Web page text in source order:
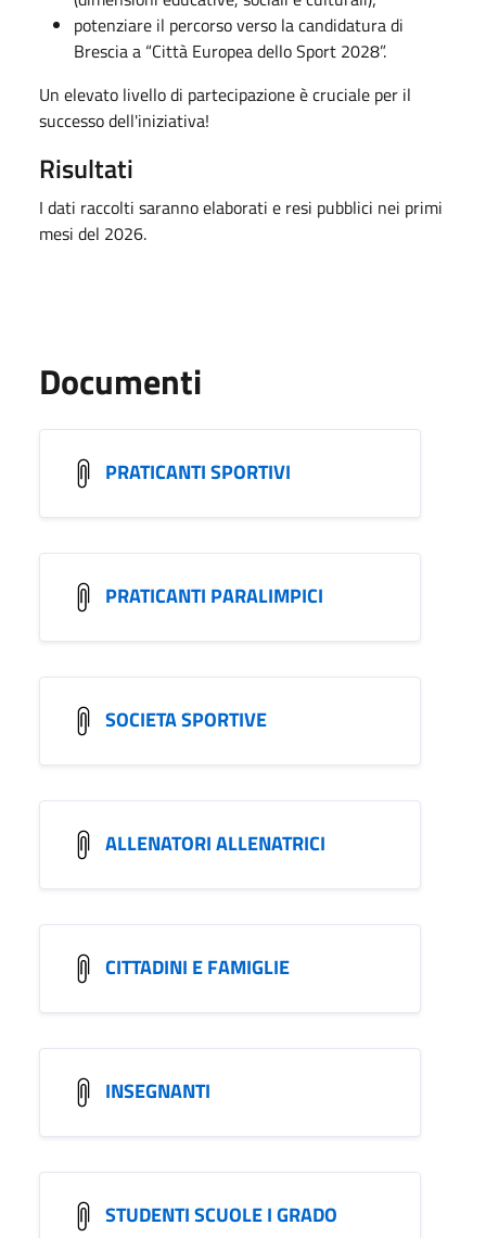
potenziare il percorso verso la candidatura di
Brescia a “Città Europea dello Sport 2028”.
Un elevato livello di partecipazione è cruciale per il
successo dell'iniziativa!
Risultati
I dati raccolti saranno elaborati e resi pubblici nei primi
mesi del 2026.
Documenti
PRATICANTI SPORTIVI
PRATICANTI PARALIMPICI
SOCIETA SPORTIVE
ALLENATORI ALLENATRICI
CITTADINI E FAMIGLIE
INSEGNANTI
STUDENTI SCUOLE I GRADO